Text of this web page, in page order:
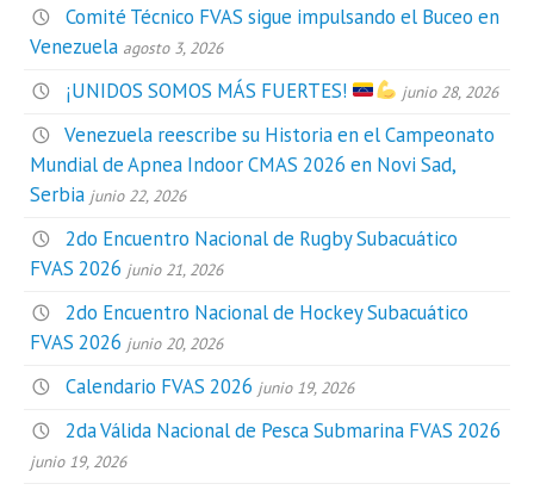
Comité Técnico FVAS sigue impulsando el Buceo en
Venezuela agosto 3, 2026
¡UNIDOS SOMOS MÁS FUERTES! junio 28, 2026
Venezuela reescribe su Historia en el Campeonato
Mundial de Apnea Indoor CMAS 2026 en Novi Sad,
Serbia junio 22, 2026
2do Encuentro Nacional de Rugby Subacuático
FVAS 2026 junio 21, 2026
2do Encuentro Nacional de Hockey Subacuático
FVAS 2026 junio 20, 2026
Calendario FVAS 2026 junio 19, 2026
2da Válida Nacional de Pesca Submarina FVAS 2026
junio 19, 2026